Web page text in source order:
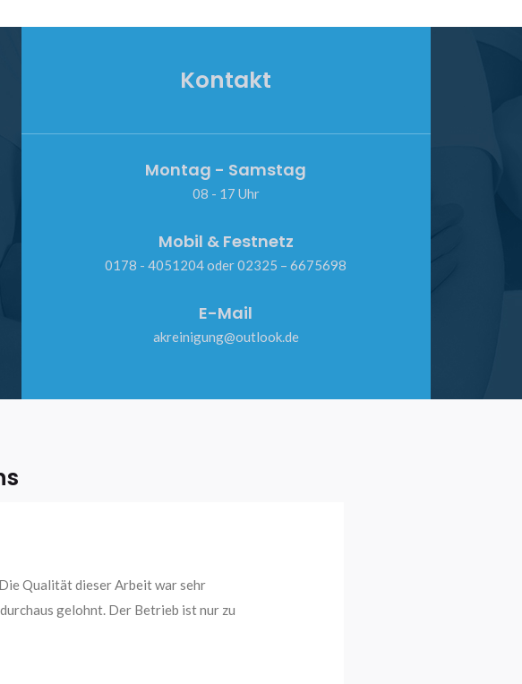
Kontakt
Montag - Samstag
08 - 17 Uhr
Mobil & Festnetz
0178 - 4051204 oder 02325 – 6675698
E-Mail
akreinigung@outlook.de
Qualität dieser Arbeit war sehr
gelohnt. Der Betrieb ist nur zu
Die Arbeiten wurden gewissenhaft und